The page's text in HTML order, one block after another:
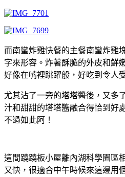
而南蠻炸雞快餐的主餐南蠻炸雞
字來形容。炸著酥脆的外皮和鮮
好像在嘴裡跳躍般，好吃到令人
尤其沾了一旁的塔塔醬後，又多
汁和甜甜的塔塔醬融合得恰到好
不過如此阿！
這間蹺蹺板小屋離內湖科學園區
又快，很適合中午時候來這邊用